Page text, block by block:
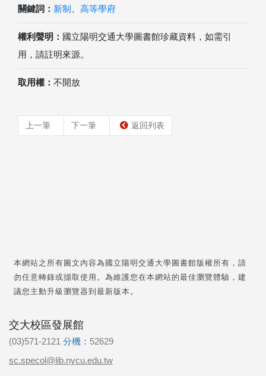
關鍵詞： 新制 高等學府
權利聲明： 國立陽明交通大學圖書館珍藏資料，如需引
用，請註明來源。
取用權： 不開放
上一筆 下一筆 返回列表
本網站之所有圖文內容為國立陽明交通大學圖書館版權所有，請
勿任意轉錄或擷取使用。為維護您在本網站的最佳瀏覽體驗，建
議您主動升級瀏覽器到最新版本。
交大校區發展館
(03)571-2121 分機： 52629
sc.specol@lib.nycu.edu.tw